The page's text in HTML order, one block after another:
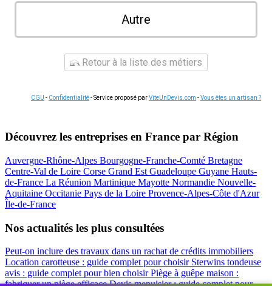
Autre
Retour à la liste des métiers
CGU - Confidentialité- Service proposé parViteUnDevis.com -Vous êtes un artisan ?
Découvrez les entreprises en France par Région
Auvergne-Rhône-Alpes Bourgogne-Franche-Comté Bretagne
Centre-Val de Loire Corse Grand Est Guadeloupe Guyane Hauts-
de-France La Réunion Martinique Mayotte Normandie Nouvelle-
Aquitaine Occitanie Pays de la Loire Provence-Alpes-Côte d'Azur
Île-de-France
Nos actualités les plus consultées
Peut-on inclure des travaux dans un rachat de crédits immobiliers
Location carotteuse : guide complet pour choisir Sterwins tondeuse
avis : guide complet pour bien choisirPiège à guêpe maison :